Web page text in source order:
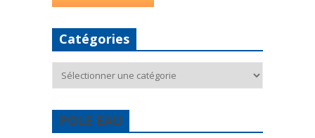
Catégories
POLE EAU